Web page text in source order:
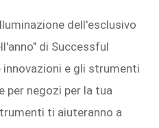
dell'esclusivo
di Successful
innovazioni e gli strumenti
per negozi per la tua
ti aiuteranno a